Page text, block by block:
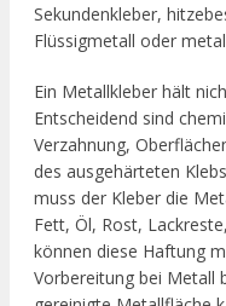
Sekundenkleber,
Flüssigmetall oder
Ein Metallkleber hält
Entscheidend sind
Verzahnung,
des ausgehärteten
muss der Kleber die
Fett, Öl, Rost,
können diese Haftung
Vorbereitung bei Metall